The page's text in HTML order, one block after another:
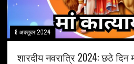
8 अक्तूबर 2024
शारदीय नवरात्रि 2024: छठे दिन